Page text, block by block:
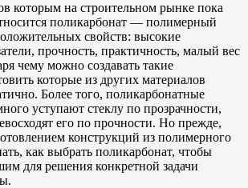
которым на строительном рынке пока
поликарбонат — полимерный
свойств: высокие
прочность, практичность, малый вес
чему можно создавать такие
которые из других материалов
Более того, поликарбонатные
уступают стеклу по прозрачности,
его по прочности. Но прежде,
конструкций из полимерного
как выбрать поликарбонат, чтобы
для решения конкретной задачи